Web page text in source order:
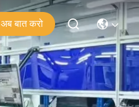
अब बात करो